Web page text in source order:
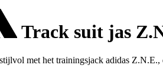
Track suit jas
met het trainingsjack adidas